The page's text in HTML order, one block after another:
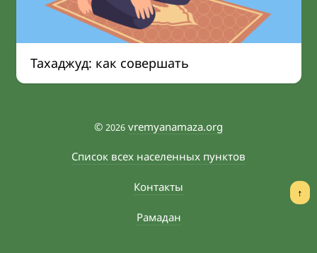
Тахаджуд: как совершать
© 2026 vremyanamaza.org
Список всех населенных пунктов
Контакты
Рамадан
↑